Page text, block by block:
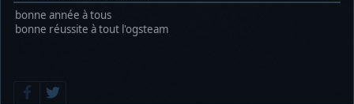
bonne année à tous
bonne réussite à tout l'ogsteam